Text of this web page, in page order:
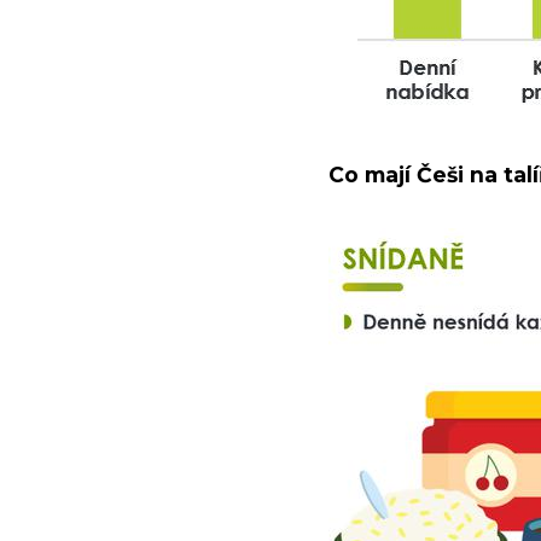
Co mají Češi na